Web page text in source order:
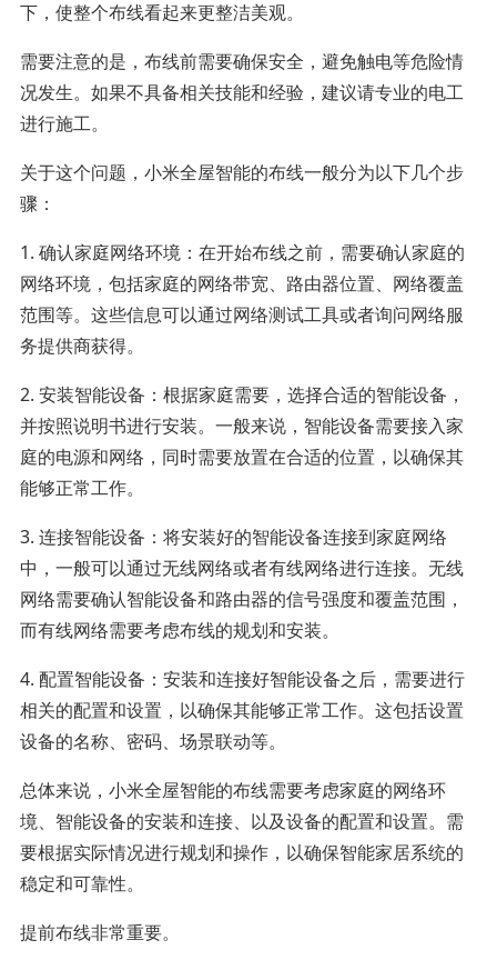
下，使整个布线看起来更整洁美观。
需要注意的是，布线前需要确保安全，避免触电等危险情
况发生。如果不具备相关技能和经验，建议请专业的电工
进行施工。
关于这个问题，小米全屋智能的布线一般分为以下几个步
骤：
1. 确认家庭网络环境：在开始布线之前，需要确认家庭的
网络环境，包括家庭的网络带宽、路由器位置、网络覆盖
范围等。这些信息可以通过网络测试工具或者询问网络服
务提供商获得。
2. 安装智能设备：根据家庭需要，选择合适的智能设备，
并按照说明书进行安装。一般来说，智能设备需要接入家
庭的电源和网络，同时需要放置在合适的位置，以确保其
能够正常工作。
3. 连接智能设备：将安装好的智能设备连接到家庭网络
中，一般可以通过无线网络或者有线网络进行连接。无线
网络需要确认智能设备和路由器的信号强度和覆盖范围，
而有线网络需要考虑布线的规划和安装。
4. 配置智能设备：安装和连接好智能设备之后，需要进行
相关的配置和设置，以确保其能够正常工作。这包括设置
设备的名称、密码、场景联动等。
总体来说，小米全屋智能的布线需要考虑家庭的网络环
境、智能设备的安装和连接、以及设备的配置和设置。需
要根据实际情况进行规划和操作，以确保智能家居系统的
稳定和可靠性。
提前布线非常重要。